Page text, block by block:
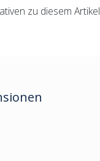
zu diesem Artikel